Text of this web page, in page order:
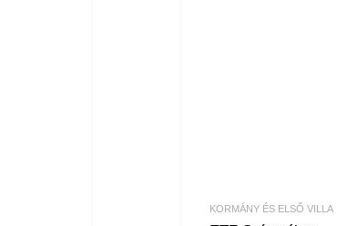
KORMÁNY ÉS ELSŐ VILLA